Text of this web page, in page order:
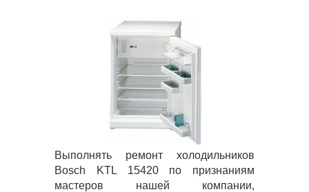
Выполнять ремонт холодильников
Bosch KTL 15420 по признаниям
мастеров нашей компании,